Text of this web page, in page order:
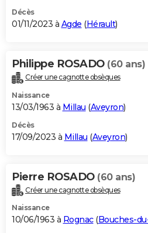
Décès
01/11/2023 à Agde (Hérault)
Philippe ROSADO (60 ans)
Créer une cagnotte obsèques
Naissance
13/03/1963 à Millau (Aveyron)
Décès
17/09/2023 à Millau (Aveyron)
Pierre ROSADO (60 ans)
Créer une cagnotte obsèques
Naissance
10/06/1963 à Rognac(Bouches-